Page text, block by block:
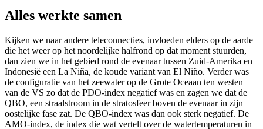
Alles werkte samen
Kijken we naar andere teleconnecties, invloeden elders op de aarde
die het weer op het noordelijke halfrond op dat moment stuurden,
dan zien we in het gebied rond de evenaar tussen Zuid-Amerika en
Indonesië een La Niña, de koude variant van El Niño. Verder was
de configuratie van het zeewater op de Grote Oceaan ten westen
van de VS zo dat de PDO-index negatief was en zagen we dat de
QBO, een straalstroom in de stratosfeer boven de evenaar in zijn
oostelijke fase zat. De QBO-index was dan ook sterk negatief. De
AMO-index, de index die wat vertelt over de watertemperaturen in